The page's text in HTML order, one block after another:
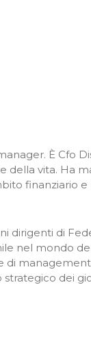
È Cfo
della vita. Ha
finanziario e
dirigenti di
nel mondo
dei